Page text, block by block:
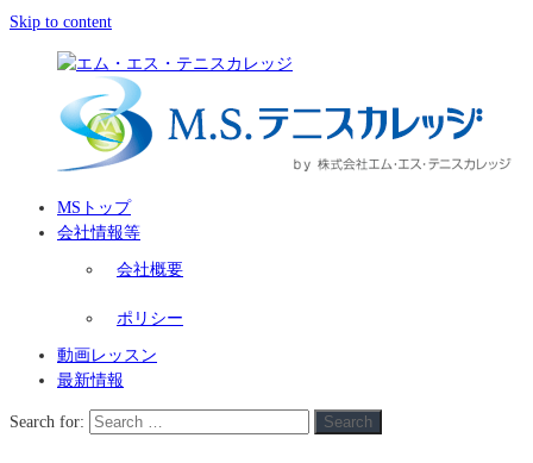
Skip to content
MSトップ
会社情報等
会社概要
ポリシー
動画レッスン
最新情報
Search for: Search